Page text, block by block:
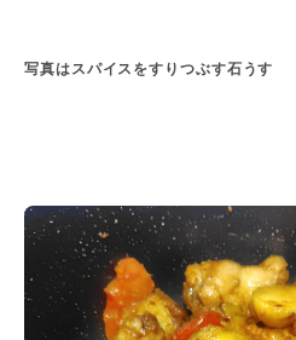
写真はスパイスをすりつぶす石うす